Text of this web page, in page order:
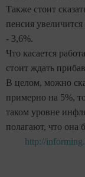
Также стоит
пенсия
- 3,6%.
Что касается
стоит ждать
В целом, можно
примерно на 5%,
таком уровне
полагают, что она
http://